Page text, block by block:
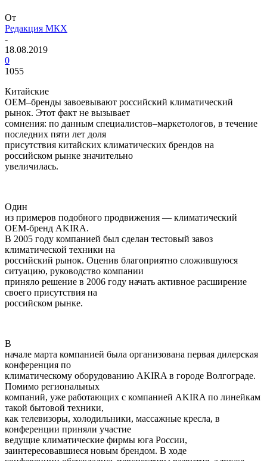
От
Редакция МКХ
-
18.08.2019
0
1055
Китайские
ОЕМ–бренды завоевывают российский климатический
рынок. Этот факт не вызывает
сомнения: по данным специалистов–маркетологов, в течение
последних пяти лет доля
присутствия китайских климатических брендов на
российском рынке значительно
увеличилась.
Один
из примеров подобного продвижения — климатический
ОЕМ-бренд AKIRA.
В 2005 году компанией был сделан тестовый завоз
климатической техники на
российский рынок. Оценив благоприятно сложившуюся
ситуацию, руководство компании
приняло решение в 2006 году начать активное расширение
своего присутствия на
российском рынке.
В
начале марта компанией была организована первая дилерская
конференция по
климатическому оборудованию AKIRAв городе Волгограде.
Помимо региональных
компаний, уже работающих с компанией AKIRAпо линейкам
такой бытовой техники,
как телевизоры, холодильники, массажные кресла, в
конференции приняли участие
ведущие климатические фирмы юга России,
заинтересовавшиеся новым брендом. В ходе